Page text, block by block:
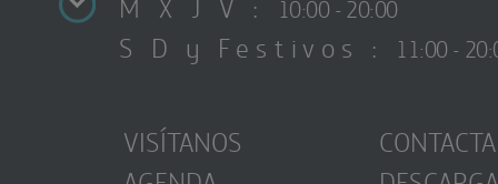
10:00 - 20:00
S D y Festivos : 11:00 -
VISÍTANOS
CONTACTA